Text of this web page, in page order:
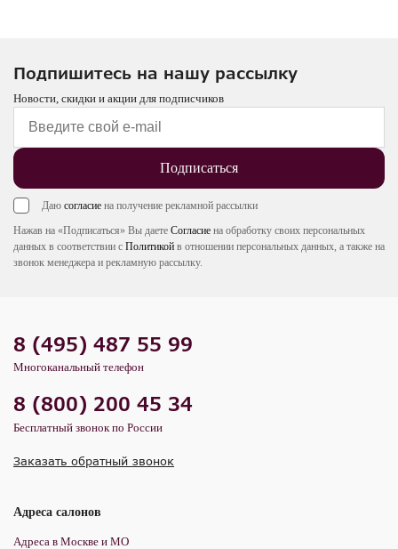
Подпишитесь на нашу рассылку
Новости, скидки и акции для подписчиков
Подписаться
Даю согласие на получение рекламной рассылки
Нажав на «Подписаться» Вы даете Согласие на обработку своих персональных
данных в соответствии с Политикой в отношении персональных данных, а также на
звонок менеджера и рекламную рассылку.
8 (495) 487 55 99
Многоканальный телефон
8 (800) 200 45 34
Бесплатный звонок по России
Заказать обратный звонок
Адреса салонов
Адреса в Москве и МО